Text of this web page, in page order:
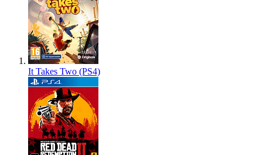
It Takes Two (PS4)